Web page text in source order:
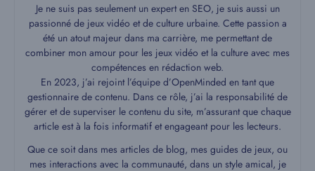
Je ne suis pas seulement un expert en SEO, je suis aussi un
passionné de jeux vidéo et de culture urbaine. Cette passion a
été un atout majeur dans ma carrière, me permettant de
combiner mon amour pour les jeux vidéo et la culture avec mes
compétences en rédaction web.
En 2023, j’ai rejoint l’équipe d’OpenMinded en tant que
gestionnaire de contenu. Dans ce rôle, j’ai la responsabilité de
gérer et de superviser le contenu du site, m’assurant que chaque
article est à la fois informatif et engageant pour les lecteurs.
Que ce soit dans mes articles de blog, mes guides de jeux, ou
mes interactions avec la communauté, dans un style amical, je